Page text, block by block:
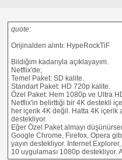
quote:
Orijinalden alıntı: HypeRockTiF
Bildiğim kadarıyla açıklayayım.
Netflix'de;
Temel Paket: SD kalite.
Standart Paket: HD 720p kalite.
Özel Paket: Hem 1080p ve Ultra
Netflix'in belirttiği bir 4K destekli
her içerik 4K değil. Hatta 4K içerik
destekliyor.
Eğer Özel Paket almayı
Google Chrome, Firefox, Opera
yayın destekliyor. Internet
10 uygulaması 1080p destekliyor.